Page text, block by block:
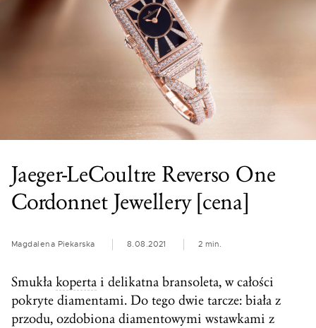
Jaeger-LeCoultre Reverso One
Cordonnet Jewellery [cena]
Magdalena Piekarska 8.08.2021 2 min.
Smukła koperta i delikatna bransoleta, w całości
pokryte diamentami. Do tego dwie tarcze: biała z
przodu, ozdobiona diamentowymi wstawkami z